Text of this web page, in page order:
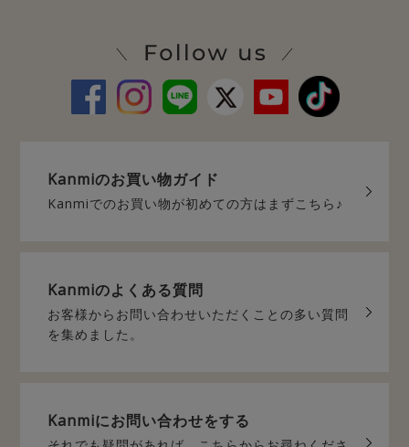
Kanmiのお買い物ガイド
Kanmiでのお買い物が初めての方はまずこちら♪
Kanmiのよくある質問
お客様からお問い合わせいただく ことの多い質問
を集めました。
Kanmiにお問い合わせをする